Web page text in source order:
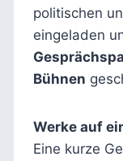
politischen
eingeladen
Bühnen
Werke auf
Eine kurze